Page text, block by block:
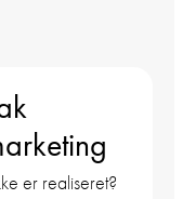
er realiseret?